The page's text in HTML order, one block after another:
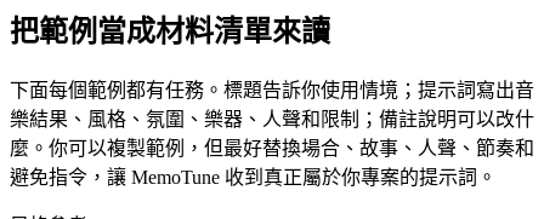
把範例當成材料清單來讀
下面每個範例都有任務。標題告訴你使用情境；提示詞寫出音
樂結果、風格、氛圍、樂器、人聲和限制；備註說明可以改什
麼。你可以複製範例，但最好替換場合、故事、人聲、節奏和
避免指令，讓 MemoTune 收到真正屬於你專案的提示詞。